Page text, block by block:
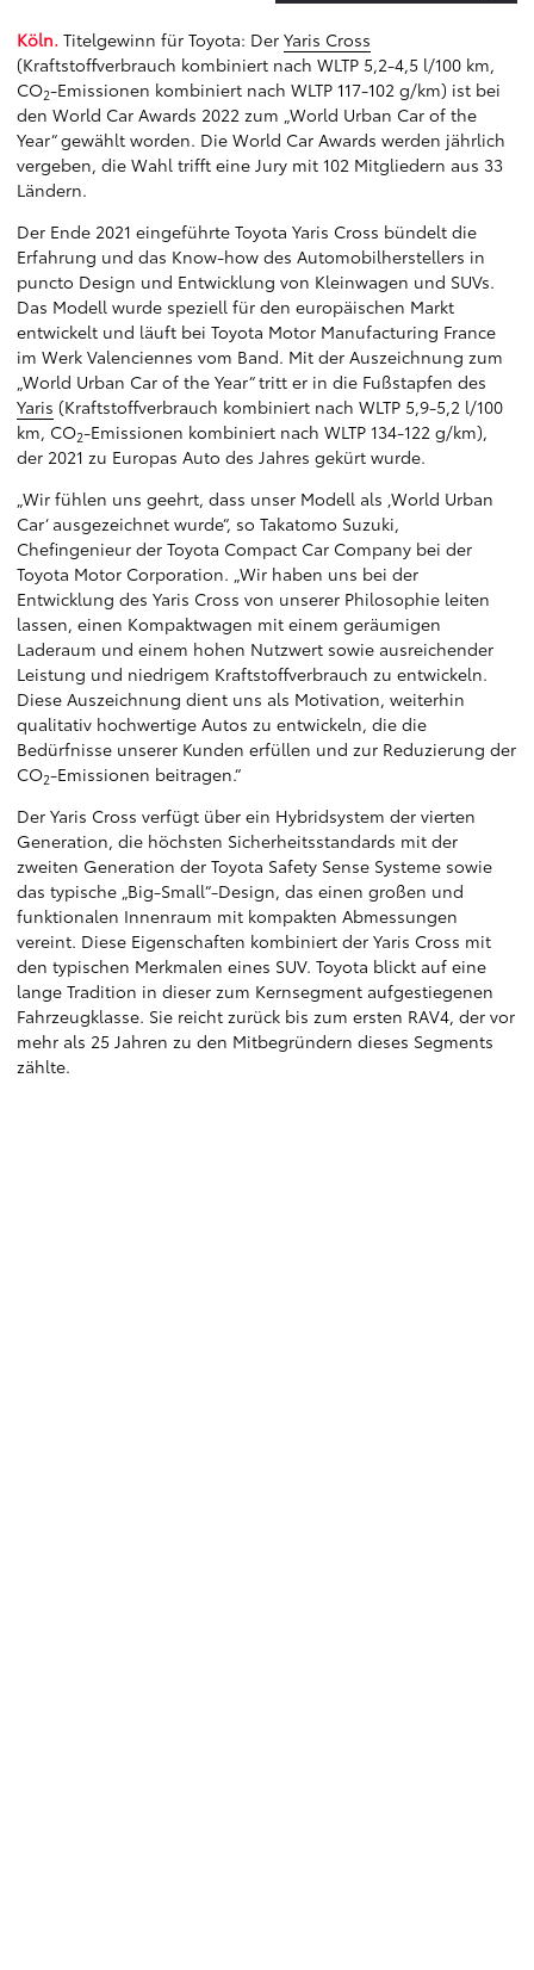
Köln. Titelgewinn für Toyota: Der Yaris Cross
(Kraftstoffverbrauch kombiniert nach WLTP 5,2-4,5 l/100 km,
CO2-Emissionen kombiniert nach WLTP 117-102 g/km) ist bei
den World Car Awards 2022 zum „World Urban Car of the
Year“ gewählt worden. Die World Car Awards werden jährlich
vergeben, die Wahl trifft eine Jury mit 102 Mitgliedern aus 33
Ländern.
Der Ende 2021 eingeführte Toyota Yaris Cross bündelt die
Erfahrung und das Know-how des Automobilherstellers in
puncto Design und Entwicklung von Kleinwagen und SUVs.
Das Modell wurde speziell für den europäischen Markt
entwickelt und läuft bei Toyota Motor Manufacturing France
im Werk Valenciennes vom Band. Mit der Auszeichnung zum
„World Urban Car of the Year“ tritt er in die Fußstapfen des
Yaris (Kraftstoffverbrauch kombiniert nach WLTP 5,9-5,2 l/100
km, CO2-Emissionen kombiniert nach WLTP 134-122 g/km),
der 2021 zu Europas Auto des Jahres gekürt wurde.
„Wir fühlen uns geehrt, dass unser Modell als ‚World Urban
Car‘ ausgezeichnet wurde“, so Takatomo Suzuki,
Chefingenieur der Toyota Compact Car Company bei der
Toyota Motor Corporation. „Wir haben uns bei der
Entwicklung des Yaris Cross von unserer Philosophie leiten
lassen, einen Kompaktwagen mit einem geräumigen
Laderaum und einem hohen Nutzwert sowie ausreichender
Leistung und niedrigem Kraftstoffverbrauch zu entwickeln.
Diese Auszeichnung dient uns als Motivation, weiterhin
qualitativ hochwertige Autos zu entwickeln, die die
Bedürfnisse unserer Kunden erfüllen und zur Reduzierung der
CO2-Emissionen beitragen.“
Der Yaris Cross verfügt über ein Hybridsystem der vierten
Generation, die höchsten Sicherheitsstandards mit der
zweiten Generation der Toyota Safety Sense Systeme sowie
das typische „Big-Small“-Design, das einen großen und
funktionalen Innenraum mit kompakten Abmessungen
vereint. Diese Eigenschaften kombiniert der Yaris Cross mit
den typischen Merkmalen eines SUV. Toyota blickt auf eine
lange Tradition in dieser zum Kernsegment aufgestiegenen
Fahrzeugklasse. Sie reicht zurück bis zum ersten RAV4, der vor
mehr als 25 Jahren zu den Mitbegründern dieses Segments
zählte.